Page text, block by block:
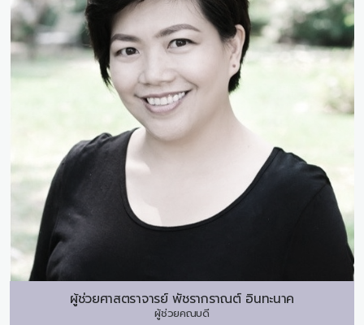
ผู้ช่วยศาสตราจารย์ พัชรากราณต์ อินทะนาค
ผู้ช่วยคณบดี